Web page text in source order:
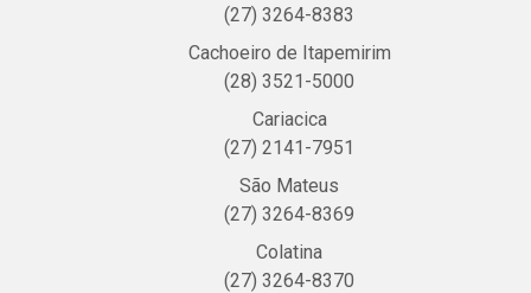
(27) 3264-8383
Cachoeiro de Itapemirim
(28) 3521-5000
Cariacica
(27) 2141-7951
São Mateus
(27) 3264-8369
Colatina
(27) 3264-8370